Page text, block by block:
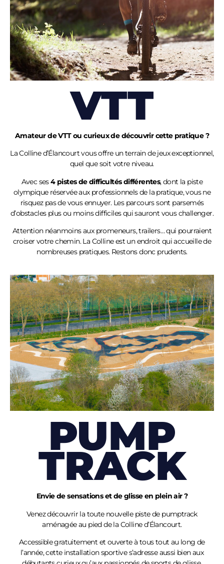
VTT
Amateur de VTT ou curieux de découvrir cette pratique ?
La Collined’Élancourtvous offre un terrain de jeux exceptionnel,
quel que soit votre niveau.
Avec ses4 pistes de difficultés différentes, dont la piste
olympique réservée aux professionnels de la pratique, vous ne
risquez pas de vous ennuyer. Les parcours sont parsemés
d’obstacles plus ou moins difficiles qui sauront vous challenger.
Attention néanmoins aux promeneurs, trailers… qui pourraient
croiser votre chemin. La Colline est un endroit qui accueille de
nombreuses pratiques. Restons donc prudents.
PUMP
TRACK
Envie de sensations et de glisse en plein air ?
Venez découvrir la toute nouvelle piste de pumptrack
aménagée au pied de la Collined’Élancourt.
Accessible gratuitement et ouverte à tous tout au long de
l’année, cette installation sportive s’adresse aussi bien aux